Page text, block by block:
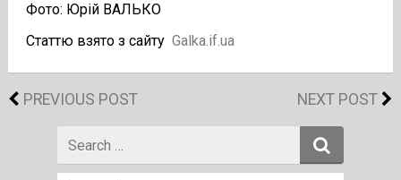
Фото: Юрій ВАЛЬКО
Статтю взято з сайту Galka.if.ua
PREVIOUS POST NEXT POST
for